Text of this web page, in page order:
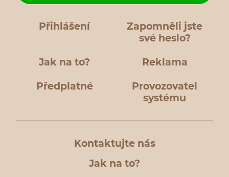
Přihlášení
Zapomněli jste
své heslo?
Jak na to? Reklama
Předplatné
Provozovatel
systému
Kontaktujte nás
Jak na to?